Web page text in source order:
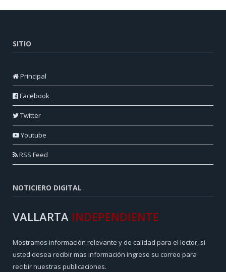
SITIO
Principal
Facebook
Twitter
Youtube
RSS Feed
NOTICIERO DIGITAL
VALLARTA INDEPENDIENTE
Mostramos información relevante y de calidad para el lector, si
usted desea recibir mas información ingrese su correo para
recibir nuestras publicaciones.